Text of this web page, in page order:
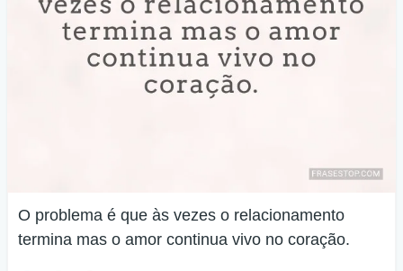
O problema é que às vezes o relacionamento
termina mas o amor continua vivo no coração.